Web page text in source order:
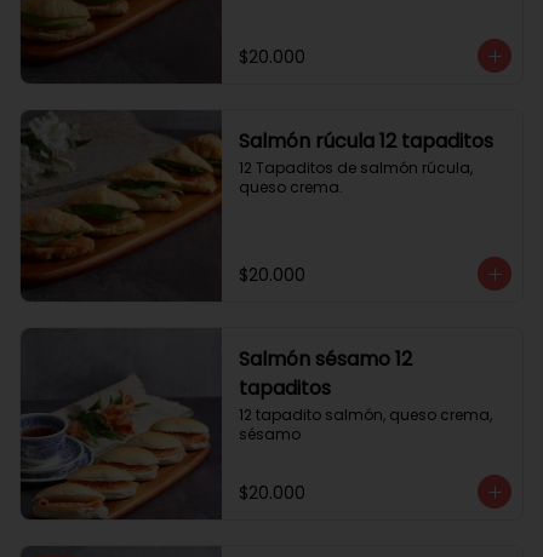
$20.000
Salmón rúcula 12 tapaditos
12 Tapaditos de salmón rúcula,
queso crema.
$20.000
Salmón sésamo 12
tapaditos
12 tapadito salmón, queso crema,
sésamo
$20.000